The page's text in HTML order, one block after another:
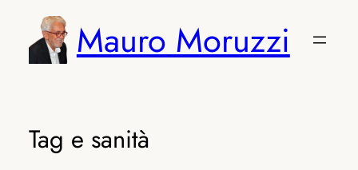
contenuto
Mauro Moruzzi
Tag e sanità